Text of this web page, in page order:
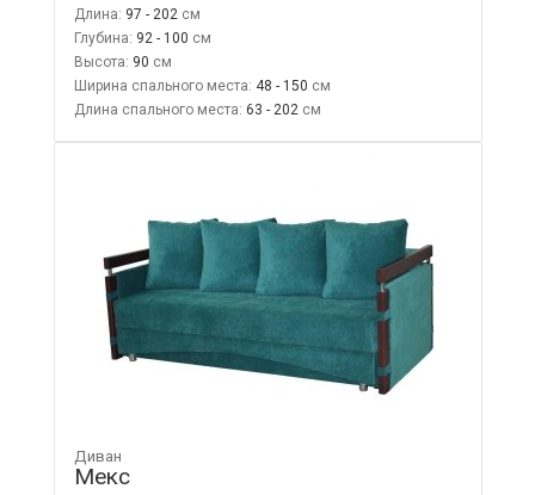
Длина: 97 - 202
Глубина: 92 - 100
Высота: 90
Ширина спального места: 48 - 150
Длина спального места: 63 - 202
Диван
Мекс